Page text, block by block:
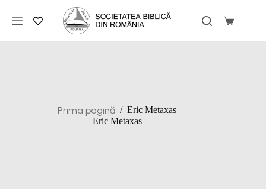
conținut
Coș
Prima pagină / Eric Metaxas
Eric Metaxas